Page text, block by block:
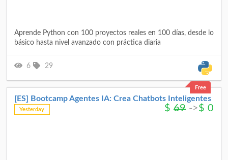
Aprende Python con 100 proyectos reales en 100 días, desde lo
básico hasta nivel avanzado con práctica diaria
6 29
Free
[ES] Bootcamp Agentes IA: Crea Chatbots Inteligentes
Yesterday $ 69 ->$ 0